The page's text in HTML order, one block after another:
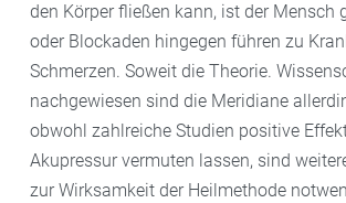
den Körper fließen kann, ist der Mensch
oder Blockaden hingegen führen zu
Schmerzen. Soweit die Theorie.
nachgewiesen sind die Meridiane
obwohl zahlreiche Studien positive
Akupressur vermuten lassen, sind
zur Wirksamkeit der Heilmethode